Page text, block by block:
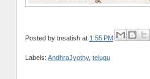
Posted by tnsatish at 1:55 PM
Labels: AndhraJyothy, telugu